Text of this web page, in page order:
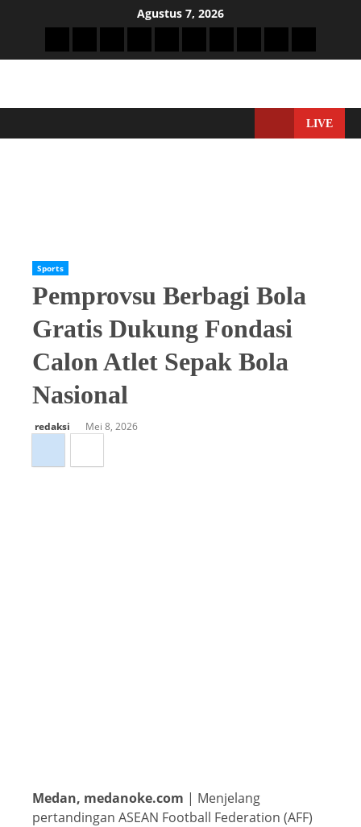
Agustus 7, 2026
LIVE
Sports
Pemprovsu Berbagi Bola
Gratis Dukung Fondasi
Calon Atlet Sepak Bola
Nasional
redaksi Mei 8, 2026
Medan, medanoke.com | Menjelang
pertandingan ASEAN Football Federation (AFF)